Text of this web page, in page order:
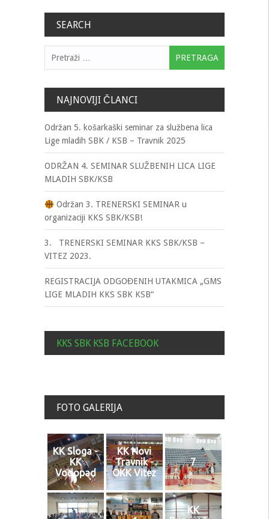
SEARCH
NAJNOVIJI ČLANCI
Održan 5. košarkaški seminar za službena lica
Lige mladih SBK / KSB – Travnik 2025
ODRŽAN 4. SEMINAR SLUŽBENIH LICA LIGE
MLADIH SBK/KSB
Održan 3. TRENERSKI SEMINAR u
organizaciji KKS SBK/KSB!
3. TRENERSKI SEMINAR KKS SBK/KSB –
VITEZ 2023.
REGISTRACIJA ODGOĐENIH UTAKMICA „GMS
LIGE MLADIH KKS SBK KSB“
KKS SBK KSB FACEBOOK
FOTO GALERIJA
KK Sloga -
KK
Vodopad
KK Novi
Travnik -
OKK Vitez
7
KK